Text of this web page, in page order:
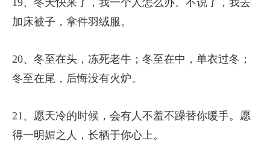
加床被子，拿件羽绒服。
20、冬至在头，冻死老牛；冬至在中，单衣过冬；
冬至在尾，后悔没有火炉。
21、愿天冷的时候，会有人不羞不躁替你暖手。愿
得一明媚之人，长栖于你心上。